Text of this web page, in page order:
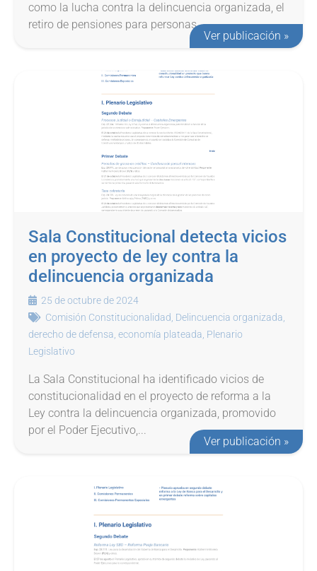
como la lucha contra la delincuencia organizada, el
retiro de pensiones para personas...
Ver publicación »
Sala Constitucional detecta vicios
en proyecto de ley contra la
delincuencia organizada
25 de octubre de 2024
Comisión Constitucionalidad Delincuencia organizada
derecho de defensa economía plateada Plenario
Legislativo
La Sala Constitucional ha identificado vicios de
constitucionalidad en el proyecto de reforma a la
Ley contra la delincuencia organizada, promovido
por el Poder Ejecutivo,...
Ver publicación »